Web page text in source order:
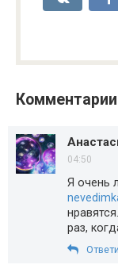
04:50
Я очень
раз,